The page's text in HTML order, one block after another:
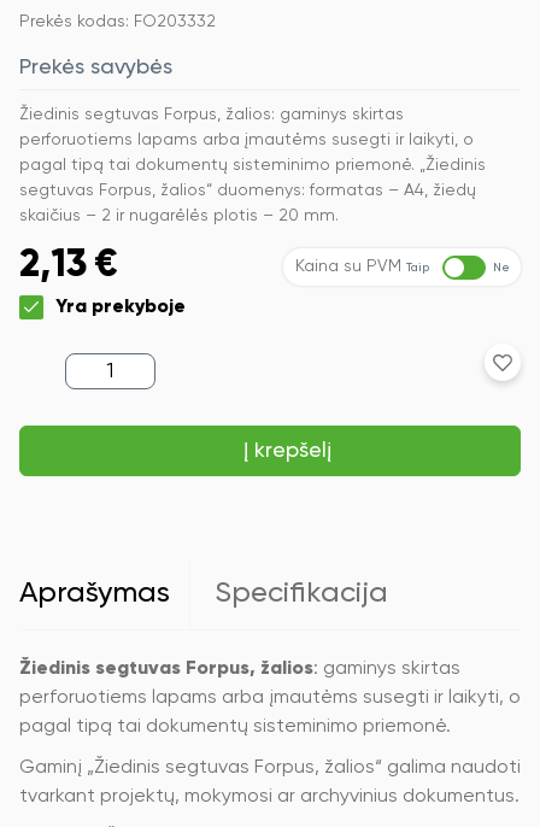
Prekės kodas: FO203332
Prekės savybės
Žiedinis segtuvas Forpus, žalios: gaminys skirtas
perforuotiems lapams arba įmautėms susegti ir laikyti, o
pagal tipą tai dokumentų sisteminimo priemonė. „Žiedinis
segtuvas Forpus, žalios“ duomenys: formatas – A4, žiedų
skaičius – 2 ir nugarėlės plotis – 20 mm.
2,13 € Kaina su PVM Taip Ne
Yra prekyboje
produkto
kiekis:
segtuvas
A4,
žalios
spalvos
Į krepšelį
Aprašymas Specifikacija
Žiedinis segtuvas Forpus, žalios: gaminys skirtas
perforuotiems lapams arba įmautėms susegti ir laikyti, o
pagal tipą tai dokumentų sisteminimo priemonė.
Gaminį „Žiedinis segtuvas Forpus, žalios“ galima naudoti
tvarkant projektų, mokymosi ar archyvinius dokumentus.